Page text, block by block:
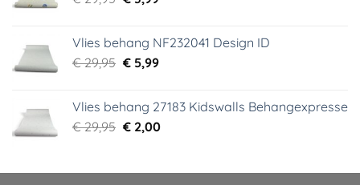
€ 29,95.€ 3,99.
Vlies behang NF232041 Design ID
€29,95 Oorspronkelijke
€ 29,95.
€5,99Huidige
€ 5,99.
Vlies behang 27183 Kidswalls Behangexpresse
€29,95 Oorspronkelijke
€ 29,95.
€2,00Huidige
€ 2,00.